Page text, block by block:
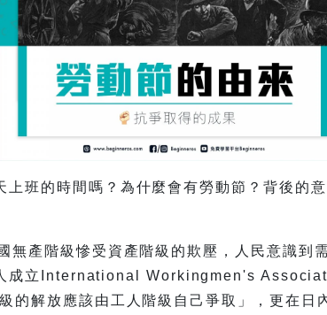
上班的時間嗎？為什麼會有勞動節？背後的
無產階級慘受資產階級的欺壓，人民意識到
成立International Workingmen's
的解放應該由工人階級自己爭取」，更在日